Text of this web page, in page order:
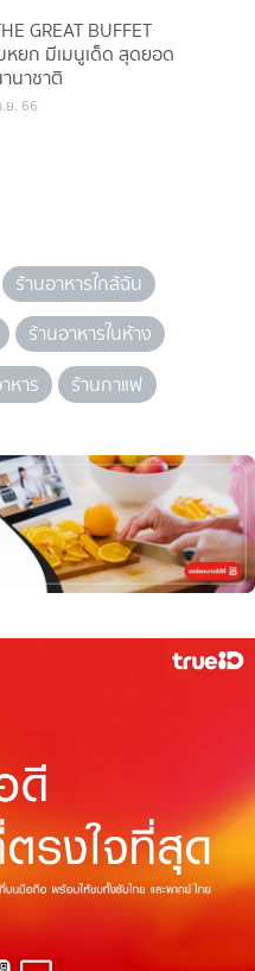
GREAT BUFFET
หยก มีเมนูเด็ด สุดยอด
นาชาติ
ย. 66
ร้านอาหารใกล้ฉัน
ร้านอาหารในห้าง
หาร ร้านกาแฟ